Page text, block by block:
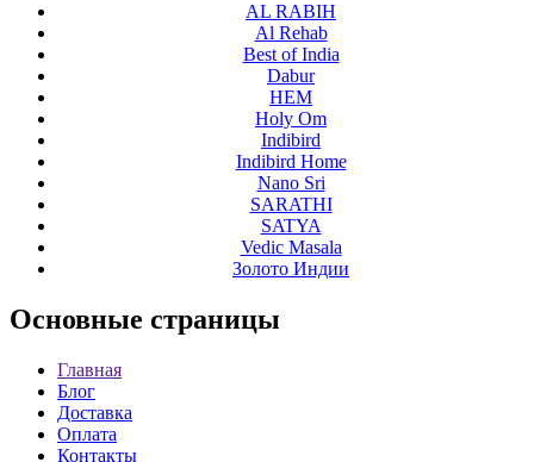
AL RABIH
Al Rehab
Best of India
Dabur
HEM
Holy Om
Indibird
Indibird Home
Nano Sri
SARATHI
SATYA
Vedic Masala
Золото Индии
Основные страницы
Главная
Блог
Доставка
Оплата
Контакты